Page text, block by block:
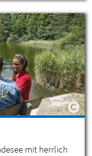
mit herrlich